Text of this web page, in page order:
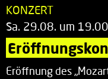
KONZERT
Sa. 29.08. um
Eröffnung des